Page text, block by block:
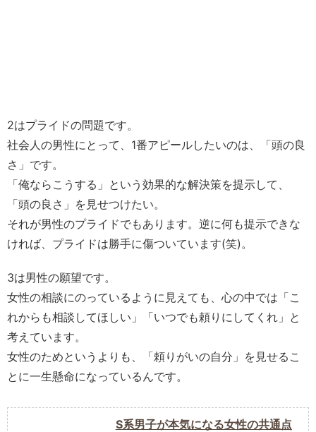
2はプライドの問題です。
社会人の男性にとって、1番アピールしたいのは、「頭の良
さ」です。
「俺ならこうする」という効果的な解決策を提示して、
「頭の良さ」を見せつけたい。
それが男性のプライドでもあります。逆に何も提示できな
ければ、プライドは勝手に傷ついています(笑)。
3は男性の願望です。
女性の相談にのっているように見えても、心の中では「こ
れからも相談してほしい」「いつでも頼りにしてくれ」と
考えています。
女性のためというよりも、「頼りがいの自分」を見せるこ
とに一生懸命になっているんです。
S系男子が本気になる女性の共通点